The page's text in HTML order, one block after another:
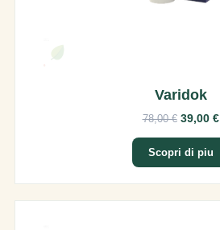
Varidok
78,00 €39,00 €
Scopri di piu